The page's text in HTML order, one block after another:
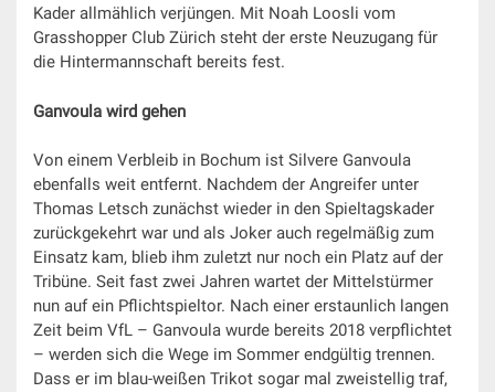
Kader allmählich verjüngen. Mit Noah Loosli vom
Grasshopper Club Zürich steht der erste Neuzugang für
die Hintermannschaft bereits fest.
Ganvoula wird gehen
Von einem Verbleib in Bochum ist Silvere Ganvoula
ebenfalls weit entfernt. Nachdem der Angreifer unter
Thomas Letsch zunächst wieder in den Spieltagskader
zurückgekehrt war und als Joker auch regelmäßig zum
Einsatz kam, blieb ihm zuletzt nur noch ein Platz auf der
Tribüne. Seit fast zwei Jahren wartet der Mittelstürmer
nun auf ein Pflichtspieltor. Nach einer erstaunlich langen
Zeit beim VfL – Ganvoula wurde bereits 2018 verpflichtet
– werden sich die Wege im Sommer endgültig trennen.
Dass er im blau-weißen Trikot sogar mal zweistellig traf,